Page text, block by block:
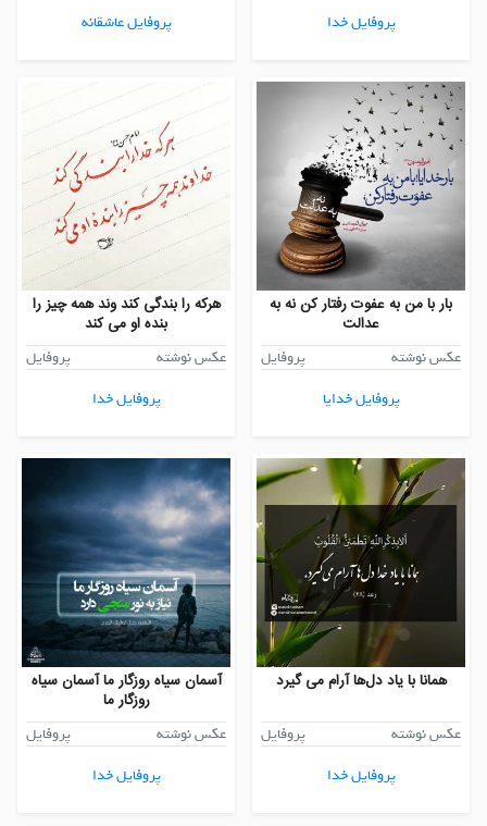
پروفایل خدا
پروفایل عاشقانه
بار با من به عفوت رفتار کن نه به
عدالت
عکس نوشته
پروفایل
پروفایل خدایا
هرکه را بندگی کند وند همه چیز را
بنده او می کند
عکس نوشته
پروفایل
پروفایل خدا
همانا با یاد دل‌ها آرام می گیرد
عکس نوشته
پروفایل
پروفایل خدا
آسمان سیاه روزگار ما آسمان سیاه
روزگار ما
عکس نوشته
پروفایل
پروفایل خدا